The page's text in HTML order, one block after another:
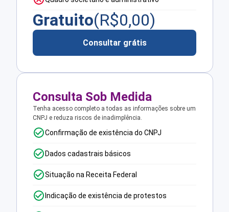
Gratuito(R$0,00)
Consultar grátis
Consulta Sob Medida
Tenha acesso completo a todas as informações sobre um
CNPJ e reduza riscos de inadimplência.
Confirmação de existência do CNPJ
Dados cadastrais básicos
Situação na Receita Federal
Indicação de existência de protestos